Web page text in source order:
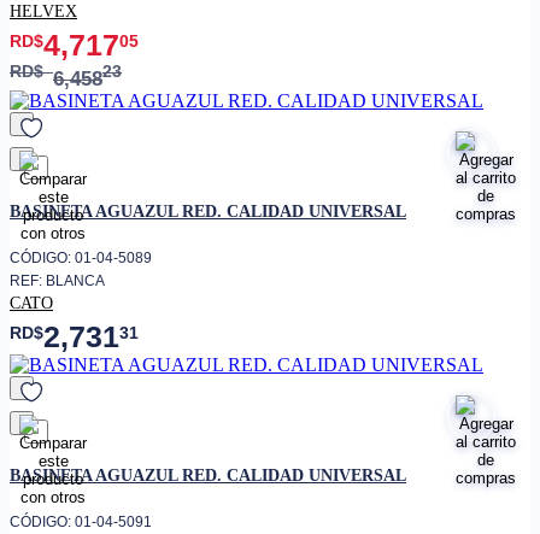
HELVEX
RD$4,71705
RD$6,45823
favorito
BASINETA AGUAZUL RED. CALIDAD UNIVERSAL
CÓDIGO: 01-04-5089
REF: BLANCA
CATO
RD$2,73131
favorito
BASINETA AGUAZUL RED. CALIDAD UNIVERSAL
CÓDIGO: 01-04-5091